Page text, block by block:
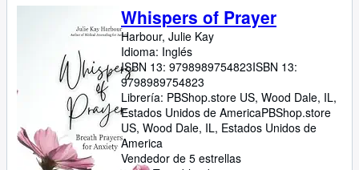
Colecciones
Libros antiguos
Arte y coleccionismo
Vendedores
Comenzar a vender
Ayuda
Whispers of Prayer
Harbour, Julie Kay
Idioma: Inglés
ISBN 13: 9798989754823ISBN 13:
9798989754823
Librería: PBShop.store US, Wood Dale, IL,
Estados Unidos de AmericaPBShop.store
US, Wood Dale, IL, Estados Unidos de
America
Vendedor de 5 estrellas